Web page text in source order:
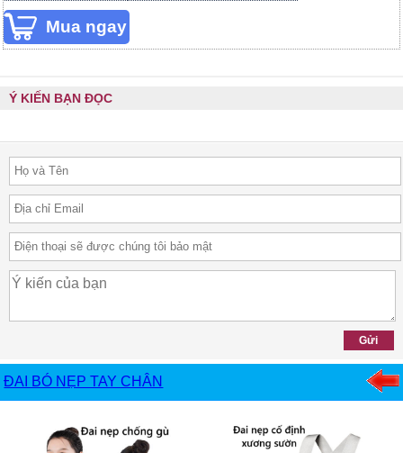
Ý KIẾN BẠN ĐỌC
ĐAI BÓ NẸP TAY CHÂN